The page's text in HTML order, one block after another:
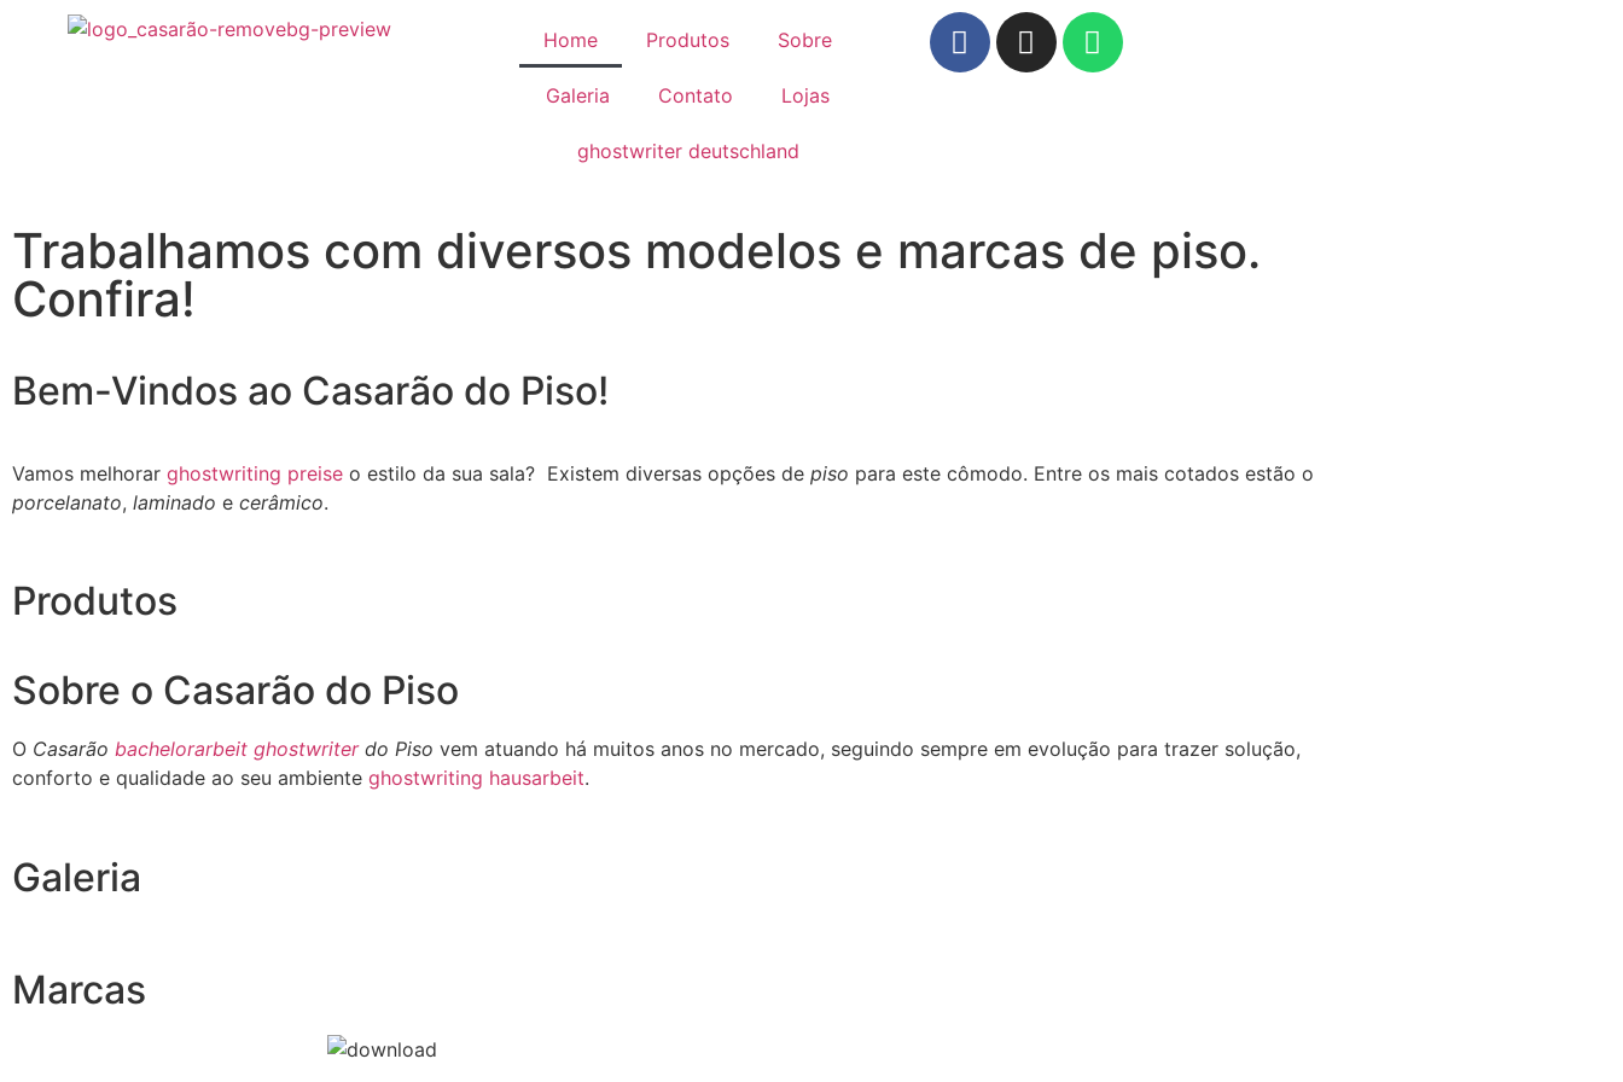
Home Produtos Sobre
Galeria Contato Lojas
ghostwriter deutschland
Trabalhamos com diversos modelos e marcas de piso.
Confira!
Bem-Vindos ao Casarão do Piso!
Vamos melhorar ghostwriting preise o estilo da sua sala? Existem diversas opções de piso para este cômodo. Entre os mais cotados estão o
porcelanato, laminado e cerâmico.
Produtos
Sobre o Casarão do Piso
O Casarão bachelorarbeit ghostwriterdo Piso vem atuando há muitos anos no mercado, seguindo sempre em evolução para trazer solução,
conforto e qualidade ao seu ambiente ghostwriting hausarbeit.
Galeria
Marcas